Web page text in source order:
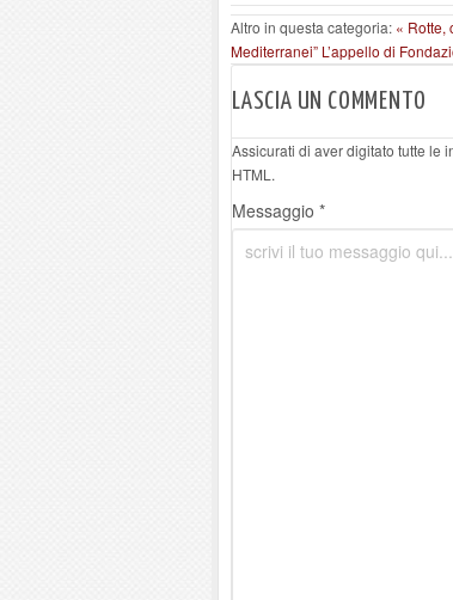
Altro in questa categoria: « Rotte,
Mediterranei” L’appello di
LASCIA UN COMMENTO
Assicurati di aver digitato tutte le
HTML.
Messaggio *